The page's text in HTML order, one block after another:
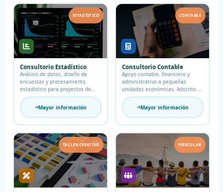
ESTADÍSTICO
Consultorio Estadístico
Análisis de datos, diseño de
encuestas y procesamiento
estadístico para proyectos de
investigación.
Mayor información
CONTABLE
Consultorio Contable
Apoyo contable, financiero y
administrativo a pequeñas
unidades económicas. Adscrito a
Ciencias Económicas.
Mayor información
TALLER CREATIVO PSIRCULAR